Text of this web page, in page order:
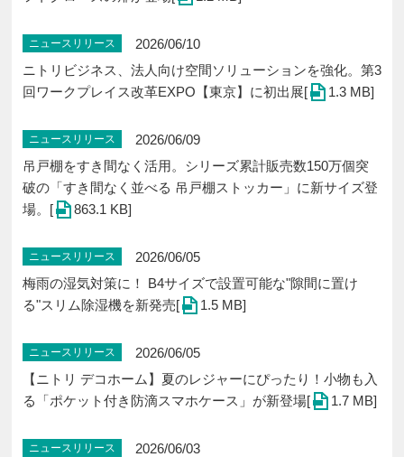
ニュースリリース
2026/06/10
ニトリビジネス、法人向け空間ソリューションを強化。第3
回ワークプレイス改革EXPO【東京】に初出展[
1.3 MB]
ニュースリリース
2026/06/09
吊戸棚をすき間なく活用。シリーズ累計販売数150万個突
破の「すき間なく並べる 吊戸棚ストッカー」に新サイズ登
場。[
863.1 KB]
ニュースリリース
2026/06/05
梅雨の湿気対策に！ B4サイズで設置可能な"隙間に置け
る"スリム除湿機を新発売[
1.5 MB]
ニュースリリース
2026/06/05
【ニトリ デコホーム】夏のレジャーにぴったり！小物も入
る「ポケット付き防滴スマホケース」が新登場[
1.7 MB]
ニュースリリース
2026/06/03